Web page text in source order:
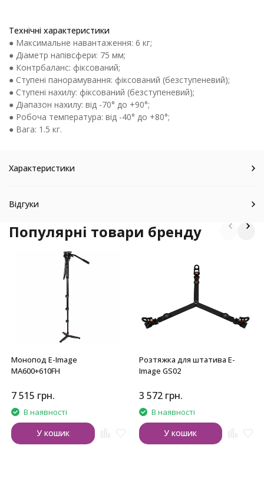
Технічні характеристики
● Максимальне навантаження: 6 кг;
● Діаметр напівсфери: 75 мм;
● Контрбаланс: фіксований;
● Ступені панорамування: фіксований (безступеневий);
● Ступені нахилу: фіксований (безступеневий);
● Діапазон нахилу: від -70° до +90°;
● Робоча температура: від -40° до +80°;
● Вага: 1.5 кг.
Характеристики
Відгуки
Популярні товари бренду
Монопод E-Image
MA600+610FH
7 515 грн.
В наявності
У кошик
Розтяжка для штатива E-
Image GS02
3 572 грн.
В наявності
У кошик